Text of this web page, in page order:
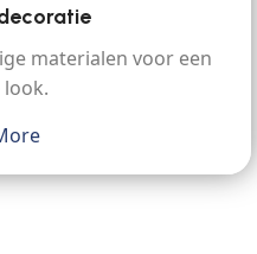
materialen voor een